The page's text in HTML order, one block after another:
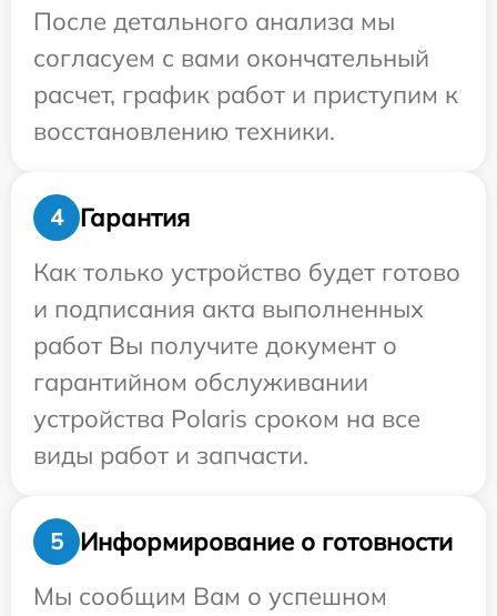
После детального анализа мы
согласуем с вами окончательный
расчет, график работ и приступим к
восстановлению техники.
4
Гарантия
Как только устройство будет готово
и подписания акта выполненных
работ Вы получите документ о
гарантийном обслуживании
устройства Polaris сроком на все
виды работ и запчасти.
5
Информирование о готовности
Мы сообщим Вам о успешном